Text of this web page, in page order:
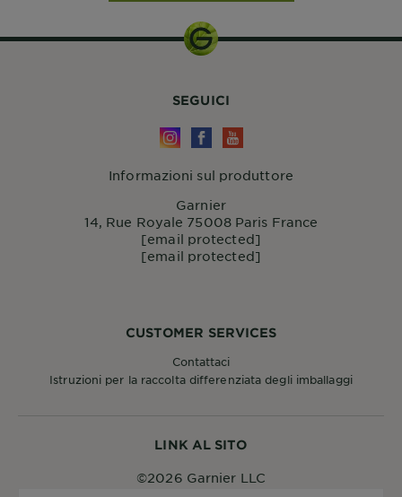
LINK AL SITO
©2026 Garnier LLC
CUSTOMER SERVICES
Contattaci
Istruzioni per la raccolta differenziata degli imballaggi
SEGUICI
Informazioni sul produttore
Garnier
14, Rue Royale 75008 Paris France
[email protected]
[email protected]